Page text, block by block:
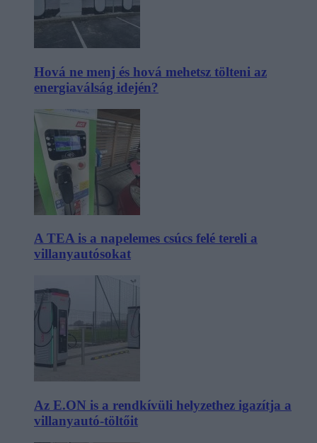
Hová ne menj és hová mehetsz tölteni az
energiaválság idején?
A TEA is a napelemes csúcs felé tereli a
villanyautósokat
Az E.ON is a rendkívüli helyzethez igazítja a
villanyautó-töltőit